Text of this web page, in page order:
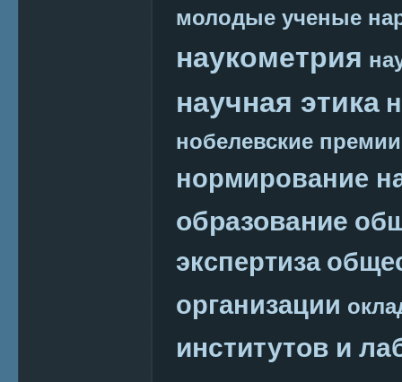
молодые ученые
наукометрия
научная этика
нобелевские премии
нормирование
образование
экспертиза
организации
институтов и